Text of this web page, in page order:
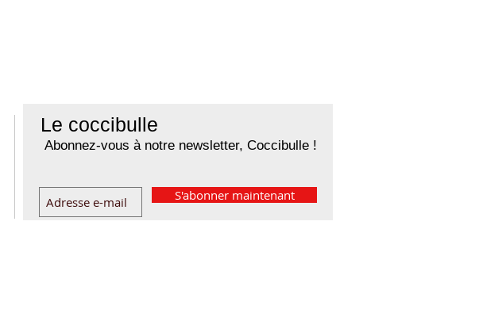
Le coccibulle
Abonnez-vous à notre newsletter, Coccibulle !
S'abonner maintenant